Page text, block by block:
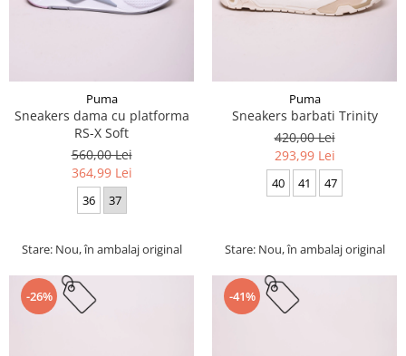
Puma
Sneakers dama cu platforma
RS-X Soft
560,00 Lei
364,99 Lei
36 37
Stare: Nou, în ambalaj original
Puma
Sneakers barbati Trinity
420,00 Lei
293,99 Lei
40 41 47
Stare: Nou, în ambalaj original
-26% -41%